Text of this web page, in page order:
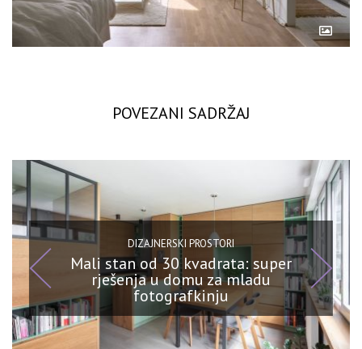
POVEZANI SADRŽAJ
DIZAJNERSKI PROSTORI
Mali stan od 30 kvadrata: super
rješenja u domu za mladu
fotografkinju